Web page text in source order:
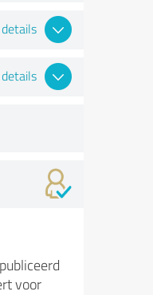
details
details
voor